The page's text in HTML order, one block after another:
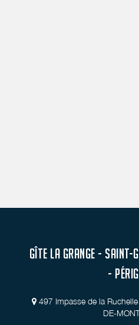
GÎTE LA GRANGE - SAINT-
-
497 Impasse de la
DE-